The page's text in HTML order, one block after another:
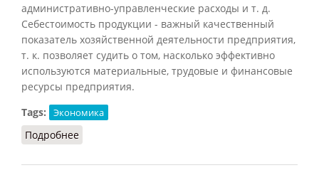
административно-управленческие расходы и т. д.
Себестоимость продукции - важный качественный
показатель хозяйственной деятельности предприятия,
т. к. позволяет судить о том, насколько эффективно
используются материальные, трудовые и финансовые
ресурсы предприятия.
Tags:
Экономика
Подробнее